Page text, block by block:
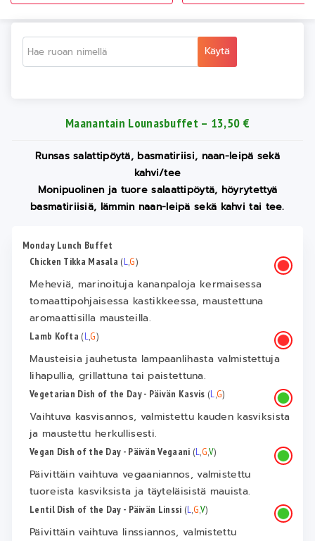
Käytä
Maanantain Lounasbuffet – 13,50 €
Runsas salattipöytä, basmatiriisi, naan-leipä sekä
kahvi/tee
Monipuolinen ja tuore salaattipöytä, höyrytettyä
basmatiriisiä, lämmin naan-leipä sekä kahvi tai tee.
Monday Lunch Buffet
Chicken Tikka Masala (L,G)
Meheviä, marinoituja kananpaloja kermaisessa
tomaattipohjaisessa kastikkeessa, maustettuna
aromaattisilla mausteilla.
Lamb Kofta (L,G)
Mausteisia jauhetusta lampaanlihasta valmistettuja
lihapullia, grillattuna tai paistettuna.
Vegetarian Dish of the Day - Päivän Kasvis (L,G)
Vaihtuva kasvisannos, valmistettu kauden kasviksista
ja maustettu herkullisesti.
Vegan Dish of the Day - Päivän Vegaani (L,G,V)
Päivittäin vaihtuva vegaaniannos, valmistettu
tuoreista kasviksista ja täyteläisistä mauista.
Lentil Dish of the Day - Päivän Linssi (L,G,V)
Päivittäin vaihtuva linssiannos, valmistettu